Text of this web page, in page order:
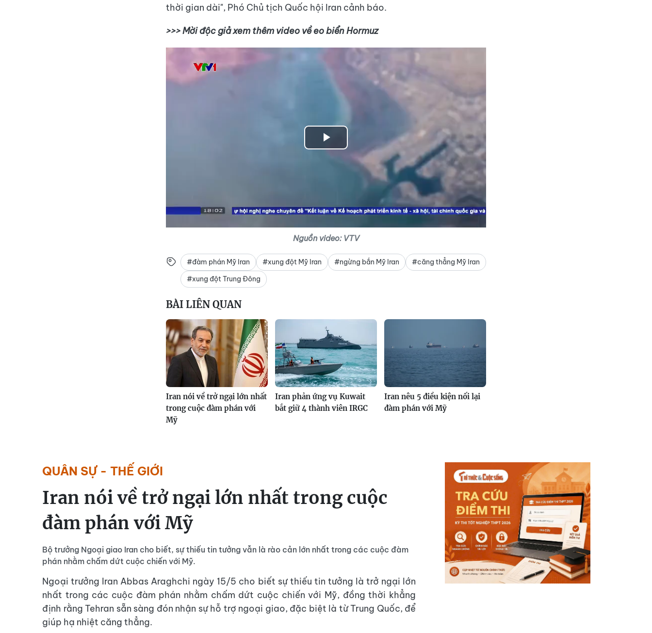
thời gian dài", Phó Chủ tịch Quốc hội Iran cảnh báo.
>>> Mời độc giả xem thêm video về eo biển Hormuz
Play
Video
Nguồn video: VTV
#đàm phán Mỹ Iran #xung đột Mỹ Iran #ngừng bắn Mỹ Iran
#căng thẳng Mỹ Iran
#xung đột Trung Đông
BÀI LIÊN QUAN
Iran nói về trở ngại lớn nhất
trong cuộc đàm phán với
Mỹ
Iran phản ứng vụ Kuwait
bắt giữ 4 thành viên IRGC
Iran nêu 5 điều kiện nối lại
đàm phán với Mỹ
QUÂN SỰ - THẾ GIỚI
Iran nói về trở ngại lớn nhất trong cuộc
đàm phán với Mỹ
Bộ trưởng Ngoại giao Iran cho biết, sự thiếu tin tưởng vẫn là rào cản lớn nhất trong các cuộc đàm
phán nhằm chấm dứt cuộc chiến với Mỹ.
Ngoại trưởng Iran Abbas Araghchi ngày 15/5 cho biết sự thiếu tin tưởng là trở ngại lớn
nhất trong các cuộc đàm phán nhằm chấm dứt cuộc chiến với Mỹ, đồng thời khẳng
định rằng Tehran sẵn sàng đón nhận sự hỗ trợ ngoại giao, đặc biệt là từ Trung Quốc, để
giúp hạ nhiệt căng thẳng.